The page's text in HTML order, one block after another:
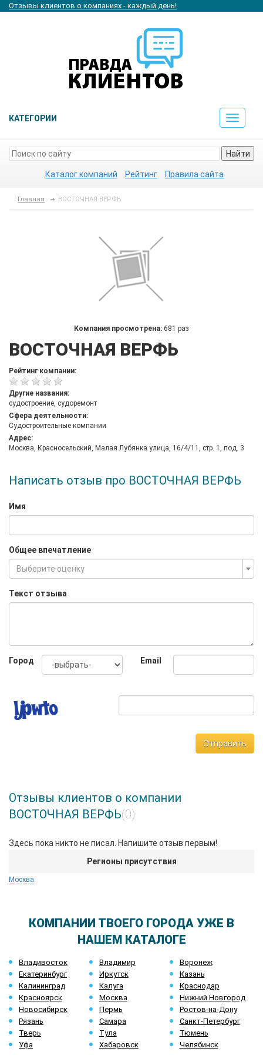
Отзывы клиентов о компаниях - каждый день!
КАТЕГОРИИ
Toggle
Найти
Каталог компаний Рейтинг Правила сайта
Главная ВОСТОЧНАЯ ВЕРФЬ
Компания просмотрена: 681 раз
ВОСТОЧНАЯ ВЕРФЬ
Рейтинг компании:
Другие названия:
судостроение, судоремонт
Сфера деятельности:
Судостроительные компании
Адрес:
Москва, Красносельский, Малая Лубянка улица, 16/4/11, стр. 1, под. 3
Написать отзыв про ВОСТОЧНАЯ ВЕРФЬ
Имя
Общее впечатление
Выберите оценку
Текст отзыва
Город Email
Отправить
Отзывы клиентов о компании
ВОСТОЧНАЯ ВЕРФЬ(0)
Здесь пока никто не писал. Напишите отзыв первым!
Регионы присутствия
Москва
КОМПАНИИ ТВОЕГО ГОРОДА УЖЕ В
НАШЕМ КАТАЛОГЕ
Владивосток Владимир
Воронеж
Екатеринбург
Иркутск
Казань
Калининград
Калуга
Краснодар
Красноярск
Москва
Нижний Новгород
Новосибирск
Пермь
Ростов-на-Дону
Рязань
Самара
Санкт-Петербург
Тверь
Тула
Тюмень
Уфа
Хабаровск Челябинск